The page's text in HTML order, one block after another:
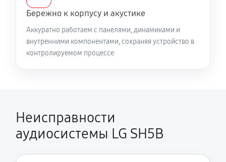
Бережно к корпусу и акустике
Аккуратно работаем с панелями, динамиками и
внутренними компонентами, сохраняя устройство в
контролируемом процессе
Неисправности
аудиосистемы LG SH5B